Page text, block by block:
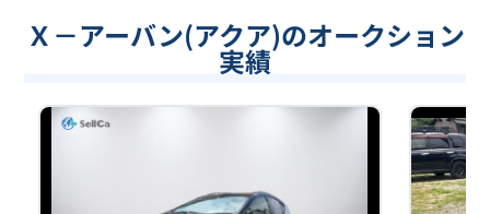
Ｘ－アーバン(アクア)のオークション
実績